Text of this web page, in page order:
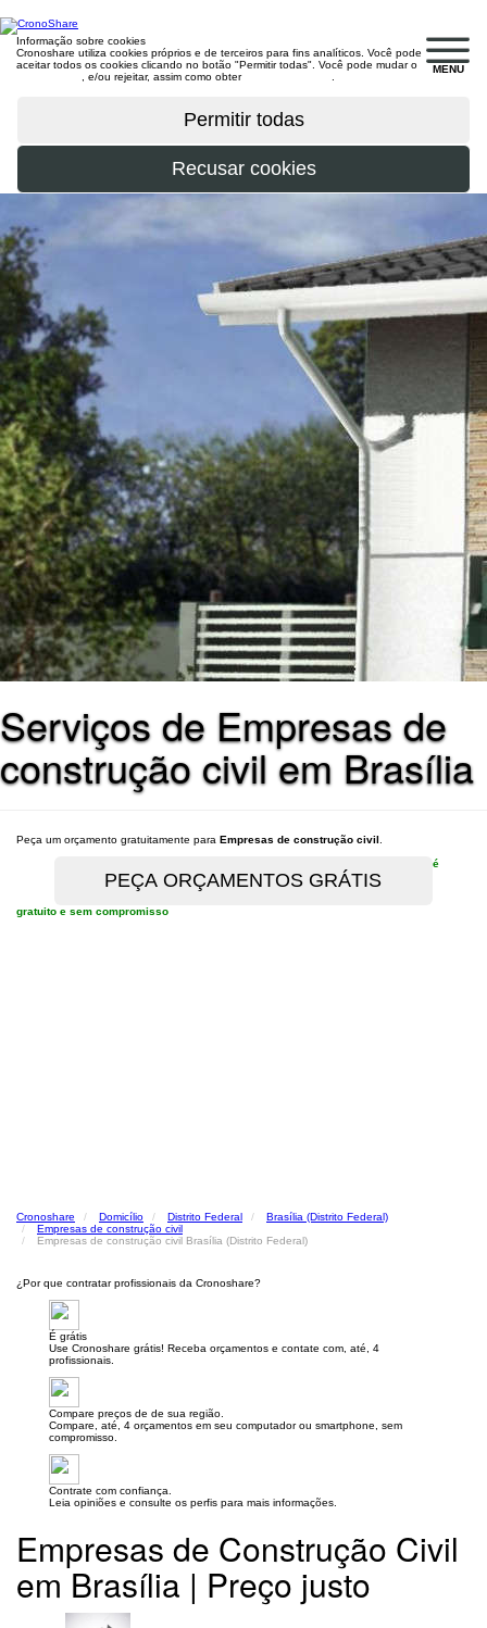
MENU
Informação sobre cookies
Cronoshare utiliza cookies próprios e de terceiros para fins analíticos. Você pode
aceitar todos os cookies clicando no botão "Permitir todas". Você pode mudar o
, e/ou rejeitar, assim como obter
Serviços de Empresas de
construção civil em Brasília
Peça um orçamento gratuitamente para Empresas de construção civil
é
gratuito e sem compromisso
Cronoshare Domicílio Distrito Federal
Brasília (Distrito Federal)
Empresas de construção civil
Empresas de construção civil Brasília (Distrito Federal)
¿Por que contratar profissionais da Cronoshare?
É grátis
Use Cronoshare grátis! Receba orçamentos e contate com, até, 4
profissionais.
Compare preços de de sua região.
Compare, até, 4 orçamentos em seu computador ou smartphone, sem
compromisso.
Contrate com confiança.
Leia opiniões e consulte os perfis para mais informações.
Empresas de Construção Civil
em Brasília | Preço justo